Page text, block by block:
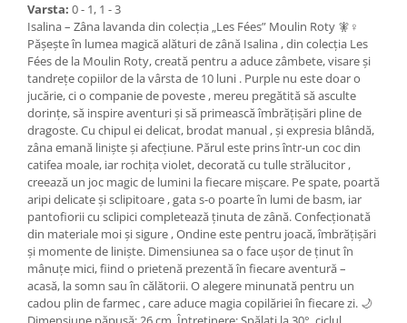
Varsta: 0 - 1, 1 - 3
Isalina – Zâna lavanda din colecția „Les Fées” Moulin Roty 🧚♀️
Pășește în lumea magică alături de zână Isalina , din colecția Les
Fées de la Moulin Roty, creată pentru a aduce zâmbete, visare și
tandrețe copiilor de la vârsta de 10 luni . Purple nu este doar o
jucărie, ci o companie de poveste , mereu pregătită să asculte
dorințe, să inspire aventuri și să primească îmbrățișări pline de
dragoste. Cu chipul ei delicat, brodat manual , și expresia blândă,
zâna emană liniște și afecțiune. Părul este prins într-un coc din
catifea moale, iar rochița violet, decorată cu tulle strălucitor ,
creează un joc magic de lumini la fiecare mișcare. Pe spate, poartă
aripi delicate și sclipitoare , gata s-o poarte în lumi de basm, iar
pantofiorii cu sclipici completează ținuta de zână. Confecționată
din materiale moi și sigure , Ondine este pentru joacă, îmbrățișări
și momente de liniște. Dimensiunea sa o face ușor de ținut în
mânuțe mici, fiind o prietenă prezentă în fiecare aventură –
acasă, la somn sau în călătorii. O alegere minunată pentru un
cadou plin de farmec , care aduce magia copilăriei în fiecare zi. 🌙